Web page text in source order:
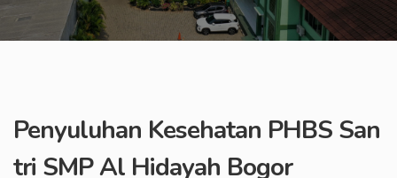
Penyuluhan Kesehatan PHBS San
tri SMP Al Hidayah Bogor